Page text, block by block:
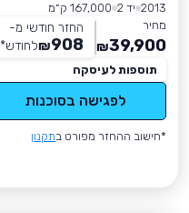
2013 יד 2
167,000 ק״מ
מחיר
39,900
₪
החזר חודשי מ-
908
₪לחודש*
תוספות לעיסקה
לפגישה בסוכנות
*חישוב ההחזר מפורט בתקנון